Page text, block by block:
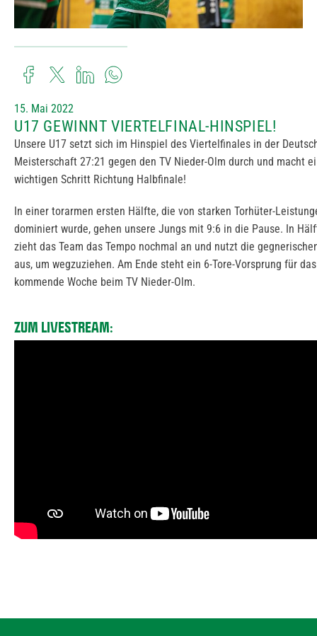
15. Mai 2022
U17 GEWINNT VIERTELFINAL-HINSPIEL!
Unsere U17 setzt sich im Hinspiel des Viertelfinales in der
Meisterschaft 27:21 gegen den TV Nieder-Olm durch und macht
wichtigen Schritt Richtung Halbfinale!
In einer torarmen ersten Hälfte, die von starken Torhüter-
dominiert wurde, gehen unsere Jungs mit 9:6 in die Pause. In
zieht das Team das Tempo nochmal an und nutzt die
aus, um wegzuziehen. Am Ende steht ein 6-Tore-Vorsprung für
kommende Woche beim TV Nieder-Olm.
ZUM LIVESTREAM: